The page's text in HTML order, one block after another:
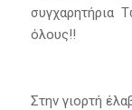
συγχαρητήρια
όλους!!
Στην γιορτή